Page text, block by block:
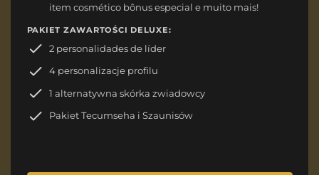
item cosmético bônus especial e muito mais!
PAKIET ZAWARTOŚCI DELUXE:
2 personalidades de líder
4 personalizacje profilu
1 alternatywna skórka zwiadowcy
Pakiet Tecumseha i Szaunisów